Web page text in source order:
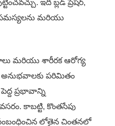
ఇది బ్లడ్ ప్రెషర్,
మరియు
మరియు శారీరక ఆరోగ్య
అనుభవాలకు పరిమితం
ప్రభావాన్ని
కాబట్టి, కొంతసేపు
లోతైన చింతనలో